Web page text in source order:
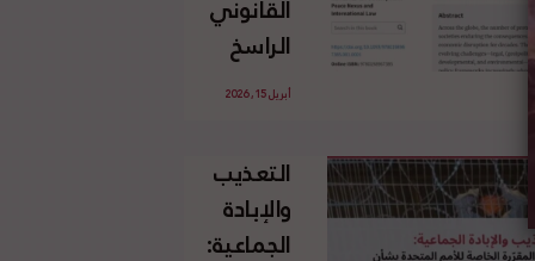
الإسرائيلي
غير
القانوني
الفلسطينية
القانوني
الراسخ
للاجئين
وحقهم
في العودة
بموجب
أبريل 15, 2026
التعذيب
والإبادة
الجماعية: